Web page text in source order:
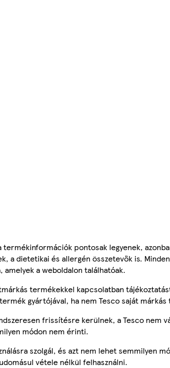
termékinformációk pontosak legyenek,
a dietetikai és allergén összetevők is.
amelyek a weboldalon találhatóak.
termékekkel kapcsolatban
gyártójával, ha nem Tesco saját
frissítésre kerülnek, a Tesco nem
módon nem érinti.
szolgál, és azt nem lehet semmilyen
vétele nélkül felhasználni.